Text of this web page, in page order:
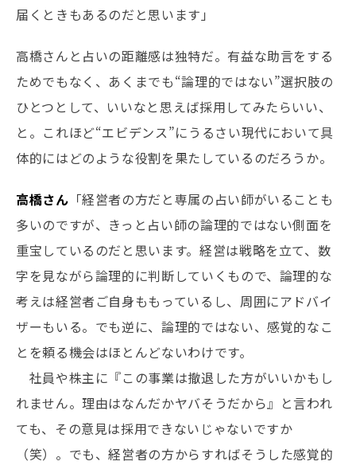
届くときもあるのだと思います」
高橋さんと占いの距離感は独特だ。有益な助言をする
ためでもなく、あくまでも“論理的ではない”選択肢の
ひとつとして、いいなと思えば採用してみたらいい、
と。これほど“エビデンス”にうるさい現代において具
体的にはどのような役割を果たしているのだろうか。
高橋さん 「経営者の方だと専属の占い師がいることも
多いのですが、きっと占い師の論理的ではない側面を
重宝しているのだと思います。経営は戦略を立て、数
字を見ながら論理的に判断していくもので、論理的な
考えは経営者ご自身ももっているし、周囲にアドバイ
ザーもいる。でも逆に、論理的ではない、感覚的なこ
とを頼る機会はほとんどないわけです。
社員や株主に『この事業は撤退した方がいいかもし
れません。理由はなんだかヤバそうだから』と言われ
ても、その意見は採用できないじゃないですか
（笑）。でも、経営者の方からすればそうした感覚的